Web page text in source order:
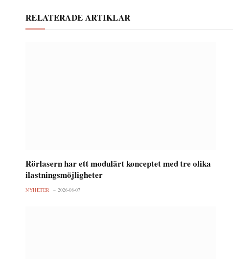
RELATERADE ARTIKLAR
Rörlasern har ett modulärt konceptet med tre olika
ilastningsmöjligheter
NYHETER 2026-08-07